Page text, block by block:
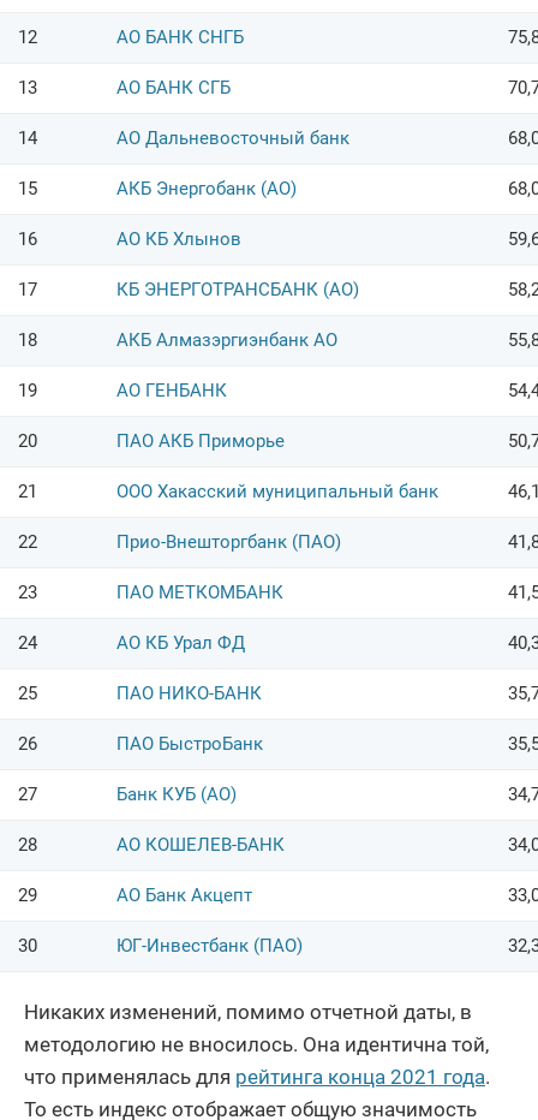
12 АО БАНК СНГБ
13 АО БАНК СГБ
14 АО Дальневосточный банк
15 АКБ Энергобанк (АО)
16 АО КБ Хлынов
17 КБ ЭНЕРГОТРАНСБАНК (АО)
18 АКБ Алмазэргиэнбанк АО
19 АО ГЕНБАНК
20 ПАО АКБ Приморье
21 ООО Хакасский муниципальный банк
22 Прио-Внешторгбанк (ПАО)
23 ПАО МЕТКОМБАНК
24 АО КБ Урал ФД
25 ПАО НИКО-БАНК
26 ПАО БыстроБанк
27 Банк КУБ (АО)
28 АО КОШЕЛЕВ-БАНК
29 АО Банк Акцепт
30 ЮГ-Инвестбанк (ПАО)
Никаких изменений, помимо отчетной даты, в
методологию не вносилось. Она идентична той,
что применялась для рейтинга конца 2021 года.
То есть индекс отображает общую значимость